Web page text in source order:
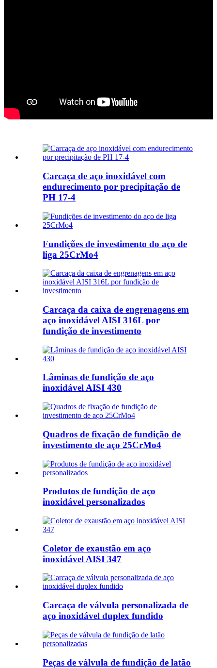
Carcaça de aço inoxidável com
endurecimento por precipitação de
PH 17-4
Fundições de investimento do aço de
liga 25CrMo4
Carcaça da caixa de engrenagens em
aço inoxidável AISI 316L por
fundição de investimento
Lâminas de fundição de aço
inoxidável AISI 430
Quadros de fixação de fundição de
investimento de aço 25CrMo4
Produtos de fundição de aço
inoxidável personalizados
Coletor de exaustão em aço
inoxidável AISI 347
Carcaça de válvula personalizada de
aço inoxidável duplex fundido
Peças de válvula de fundição de latão